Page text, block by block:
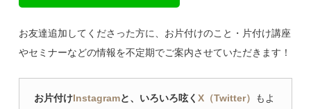
お友達追加してくださった方に、お片付けのこと・片付け講座
やセミナーなどの情報を不定期でご案内させていただきます！
お片付けInstagramと、いろいろ呟くX（Twitter）
もよ